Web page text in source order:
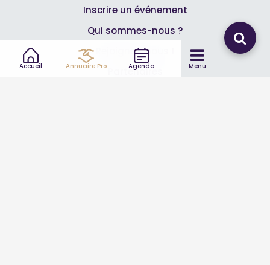
Accueil Annuaire Pro Agenda Menu
Inscrire un événement
Qui sommes-nous ?
Rejoignez-nous !
Partenaires